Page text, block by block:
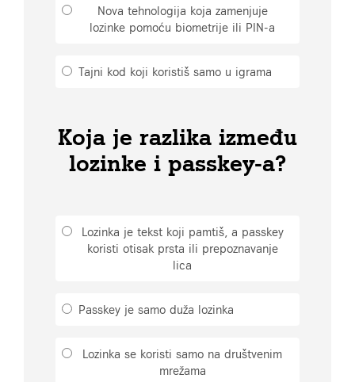
Nova tehnologija koja zamenjuje
lozinke pomoću biometrije ili PIN-a
Tajni kod koji koristiš samo u igrama
Koja je razlika između
lozinke i passkey-a?
Lozinka je tekst koji pamtiš, a passkey
koristi otisak prsta ili prepoznavanje
lica
Passkey je samo duža lozinka
Lozinka se koristi samo na društvenim
mrežama